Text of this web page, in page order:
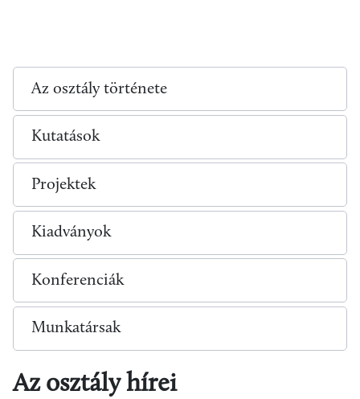
Az osztály története
Kutatások
Projektek
Kiadványok
Konferenciák
Munkatársak
Az osztály hírei